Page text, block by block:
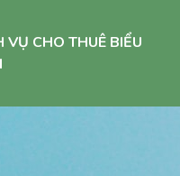
VỤ CHO THUÊ BIỂU